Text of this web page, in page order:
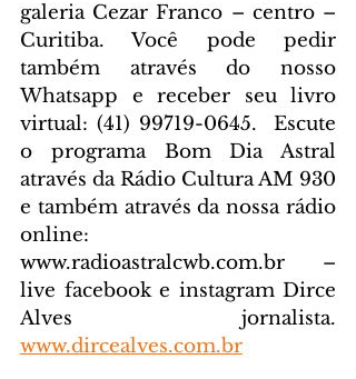
galeria Cezar Franco – centro –
Curitiba. Você pode pedir
também através do nosso
Whatsapp e receber seu livro
virtual: (41) 99719-0645.
Escute
o programa Bom Dia Astral
através da Rádio Cultura AM 930
e também através da nossa rádio
www.radioastralcwb.com.br –
live facebook e instagram Dirce
www.dircealves.com.br